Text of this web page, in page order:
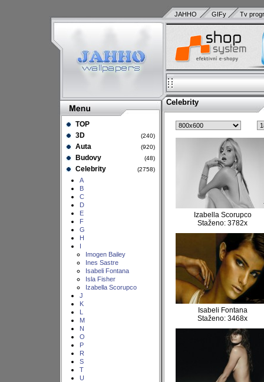
TOP
3D
(240)
Auta (920)
Budovy (48)
Celebrity (2758)
A
B
C
D
E
F
G
H
I
Imogen Bailey
Ines Sastre
Isabeli Fontana
Isla Fisher
Izabella Scorupco
J
K
L
M
N
O
P
R
S
T
U
JAHHO GIFy Tv
Celebrity
Izabella Scorupco
Staženo: 3782x
Isabeli Fontana
Staženo: 3468x